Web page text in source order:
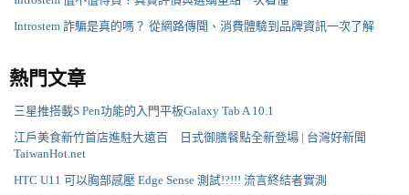
Introstem 詐騙是真的嗎？ 從網路傳聞、消費體驗到品牌資訊一次了解
熱門文章
三星推搭載S Pen功能的入門平板Galaxy Tab A 10.1
江戶美食新竹首店進駐大遠百 日式御膳餐點全新登場 | 台灣好新聞
TaiwanHot.net
HTC U11 可以胸部感壓 Edge Sense 測試!?!!! 流言終結者實測